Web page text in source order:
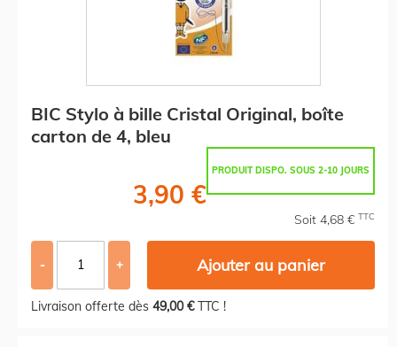
BIC Stylo à bille Cristal Original, boîte
carton de 4, bleu
PRODUIT DISPO. SOUS 2-10 JOURS
3,90 €
Soit 4,68 € TTC
- + Ajouter au panier
Livraison offerte dès 49,00 €TTC !